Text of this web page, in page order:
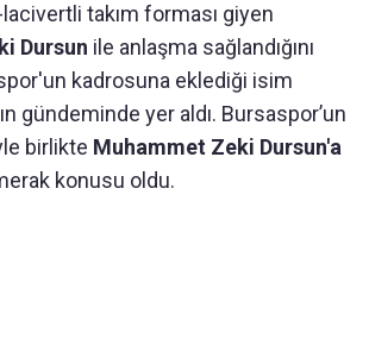
lacivertli takım forması giyen
Dursun ile anlaşma sağlandığını
kadrosuna eklediği isim
gündeminde yer aldı. Bursaspor’un
birlikte Muhammet Zeki Dursun'a
konusu oldu.